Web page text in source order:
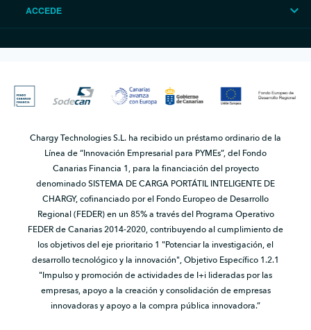
ACCEDE
Chargy Technologies S.L. ha recibido un préstamo ordinario de la
Línea de “Innovación Empresarial para PYMEs”, del Fondo
Canarias Financia 1, para la financiación del proyecto
denominado SISTEMA DE CARGA PORTÁTIL INTELIGENTE DE
CHARGY, cofinanciado por el Fondo Europeo de Desarrollo
Regional (FEDER) en un 85% a través del Programa Operativo
FEDER de Canarias 2014-2020, contribuyendo al cumplimiento de
los objetivos del eje prioritario 1 "Potenciar la investigación, el
desarrollo tecnológico y la innovación", Objetivo Específico 1.2.1
"Impulso y promoción de actividades de I+i lideradas por las
empresas, apoyo a la creación y consolidación de empresas
innovadoras y apoyo a la compra pública innovadora.”